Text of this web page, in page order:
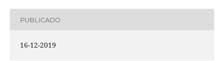
PUBLICADO
16-12-2019